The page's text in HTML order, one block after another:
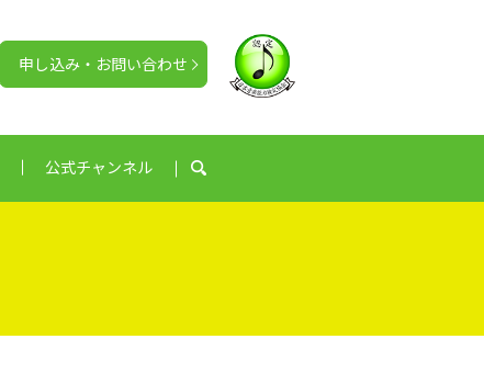
公式チャンネル search
申し込み・お問い合わせ